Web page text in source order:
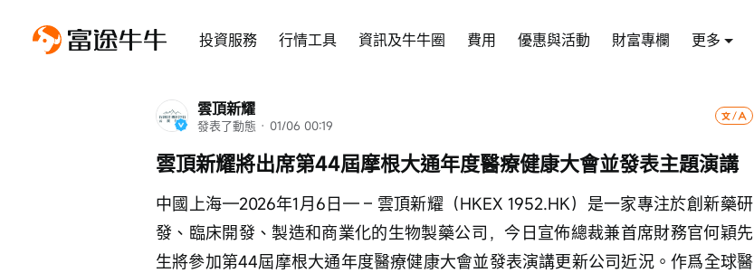
投資服務 行情工具 資訊及牛牛圈 費用 優惠與活動 財富專欄 更多
雲頂新耀
發表了動態 · 01/06 00:19
雲頂新耀將出席第44屆摩根大通年度醫療健康大會並發表主題演講
中國上海—2026年1月6日— – 雲頂新耀（HKEX 1952.HK）是一家專注於創新藥研
發、臨床開發、製造和商業化的生物製藥公司，今日宣佈總裁兼首席財務官何穎先
生將參加第44屆摩根大通年度醫療健康大會並發表演講更新公司近況。作爲全球醫